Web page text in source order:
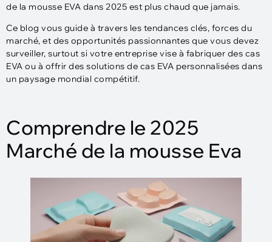
de la mousse EVA dans 2025 est plus chaud que jamais.
Ce blog vous guide à travers les tendances clés, forces du
marché, et des opportunités passionnantes que vous devez
surveiller, surtout si votre entreprise vise à fabriquer des cas
EVA ou à offrir des solutions de cas EVA personnalisées dans
un paysage mondial compétitif.
Comprendre le 2025
Marché de la mousse Eva